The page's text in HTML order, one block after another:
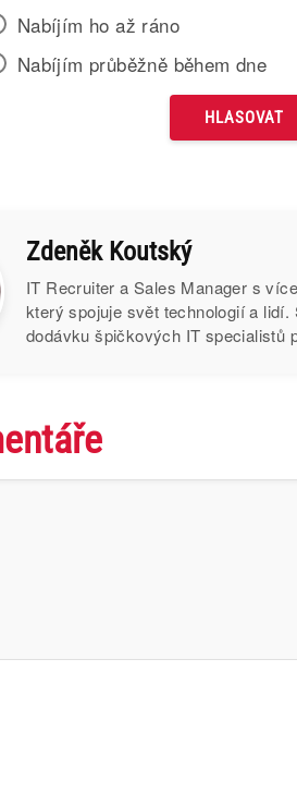
Nabíjím ho až ráno
Nabíjím průběžně během dne
Zdeněk Koutský
IT Recruiter a Sales Manager s
který spojuje svět technologií a
dodávku špičkových IT specialistů